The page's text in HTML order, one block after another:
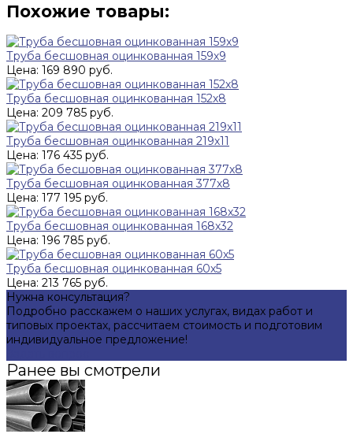
Похожие товары:
Труба бесшовная оцинкованная 159х9
Цена: 169 890 руб.
Труба бесшовная оцинкованная 152х8
Цена: 209 785 руб.
Труба бесшовная оцинкованная 219х11
Цена: 176 435 руб.
Труба бесшовная оцинкованная 377х8
Цена: 177 195 руб.
Труба бесшовная оцинкованная 168х32
Цена: 196 785 руб.
Труба бесшовная оцинкованная 60х5
Цена: 213 765 руб.
Нужна консультация?
Подробно расскажем о наших услугах, видах работ и
типовых проектах, рассчитаем стоимость и подготовим
индивидуальное предложение!
Ранее вы смотрели